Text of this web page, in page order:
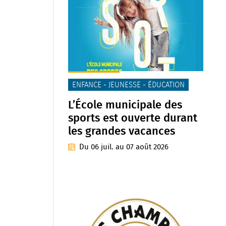
L’École municipale des
sports est ouverte durant
les grandes vacances
Du 06 juil. au 07 août2026
scolarisés dans une école de Reims.
CATÉGORIE(S) :
ENFANCE - JEUNESSE - ÉDUCATION